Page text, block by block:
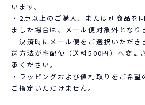
います。
・2点以上のご購入、または別商品を
ました場合は、メール便対象外となり
決済時にメール便をご選択いただき
送方法が宅配便（送料500円）へ変更
承ください。
・ラッピングおよび値札取りをご希望
ご指定いただけません。